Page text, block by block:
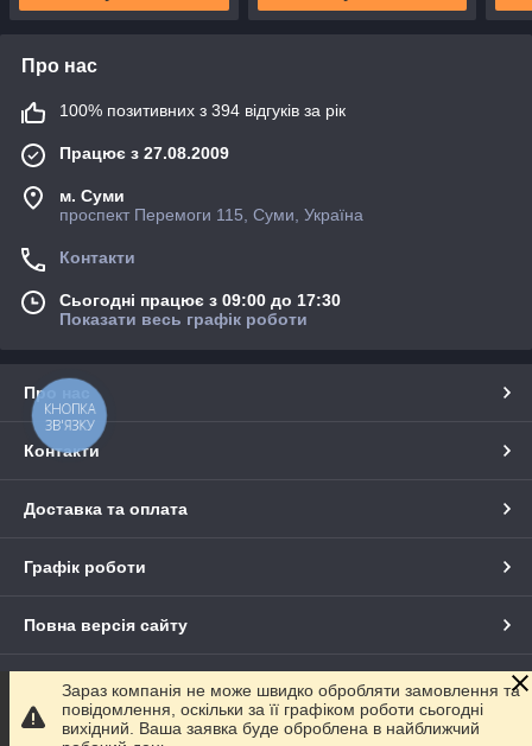
Про нас
100% позитивних з 394 відгуків за рік
Працює з 27.08.2009
м. Суми
проспект Перемоги 115, Суми, Україна
Контакти
Сьогодні працює з 09:00 до 17:30
Показати весь графік роботи
Про нас
Контакти
Доставка та оплата
Графік роботи
Повна версія сайту
Сайт створено на маркетплейсі Prom.ua
Політика конфіденційності
Зараз компанія не може швидко обробляти замовлення та
повідомлення, оскільки за її графіком роботи сьогодні
вихідний. Ваша заявка буде оброблена в найближчий
КНОПКА
ЗВ'ЯЗКУ